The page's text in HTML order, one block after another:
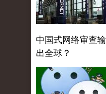
中国式网络审查输
出全球？